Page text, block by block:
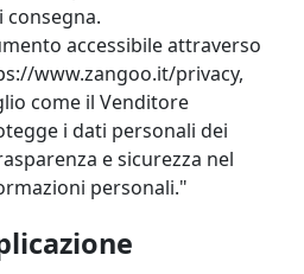
consegna.
accessibile attraverso
www.zangoo.it/privacy,
come il Venditore
i dati personali dei
e sicurezza nel
personali."